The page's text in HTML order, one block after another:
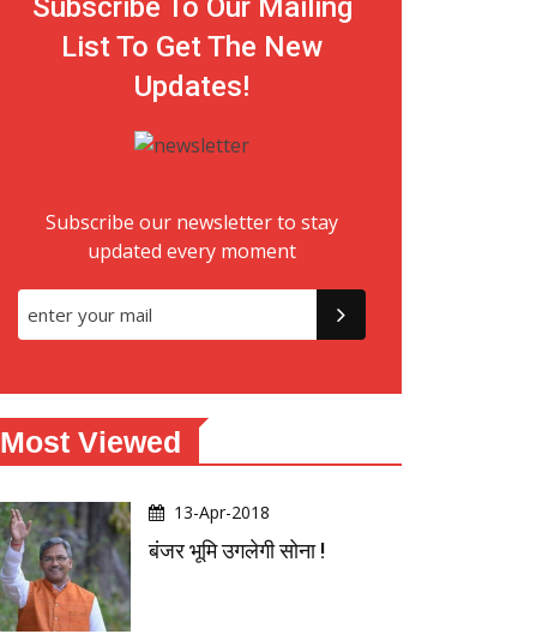
Subscribe To Our Mailing
List To Get The New
Updates!
Subscribe our newsletter to stay
updated every moment
Most Viewed
13-Apr-2018
बंजर भूमि उगलेगी सोना !